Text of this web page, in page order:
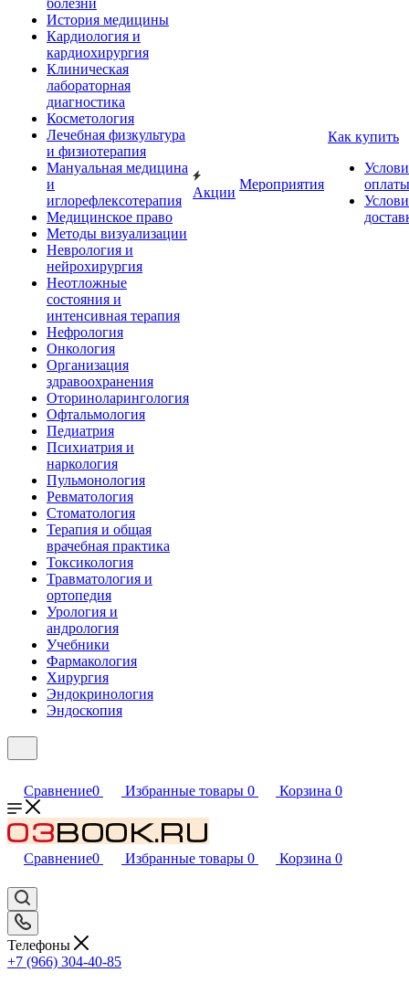
болезни
История медицины
Кардиология и
кардиохирургия
Клиническая
лабораторная
диагностика
Косметология
Лечебная физкультура
и физиотерапия
Мануальная медицина
и
иглорефлексотерапия
Медицинское право
Методы визуализации
Неврология и
нейрохирургия
Неотложные
состояния и
интенсивная терапия
Нефрология
Онкология
Организация
здравоохранения
Оториноларингология
Офтальмология
Педиатрия
Психиатрия и
наркология
Пульмонология
Ревматология
Стоматология
Терапия и общая
врачебная практика
Токсикология
Травматология и
ортопедия
Урология и
андрология
Учебники
Фармакология
Хирургия
Эндокринология
Эндоскопия
Акции
Мероприятия
Как купить
оплаты
Сравнение0 Избранные товары 0 Корзина 0
Сравнение0 Избранные товары 0 Корзина 0
Телефоны
+7 (966) 304-40-85